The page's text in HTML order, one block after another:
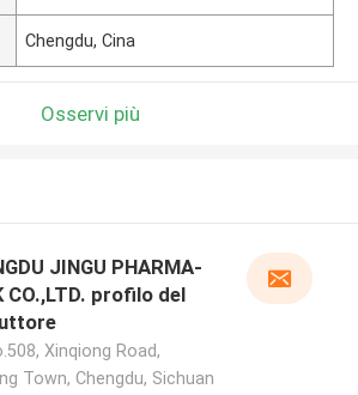
Chengdu, Cina
Osservi più
JINGU PHARMA-
CO.,LTD. profilo del
Xinqiong Road,
Town, Chengdu, Sichuan